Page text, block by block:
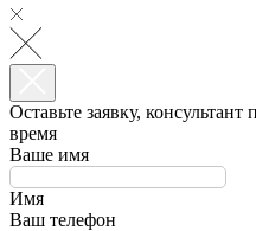
Оставьте заявку,
время
Ваше имя
Имя
Ваш телефон